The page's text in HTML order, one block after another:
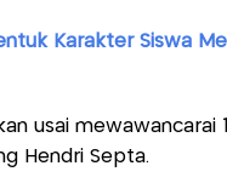
Karakter Siswa
usai mewawancarai
Hendri Septa.